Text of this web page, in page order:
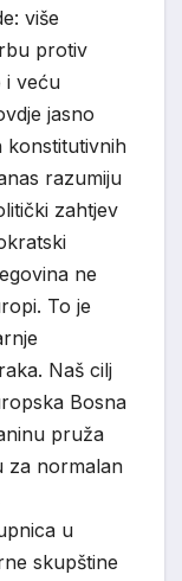
više
protiv
i veću
jasno
konstitutivnih
razumiju
zahtjev
ne
To je
Naš cilj
Bosna
pruža
za normalan
u
skupštine